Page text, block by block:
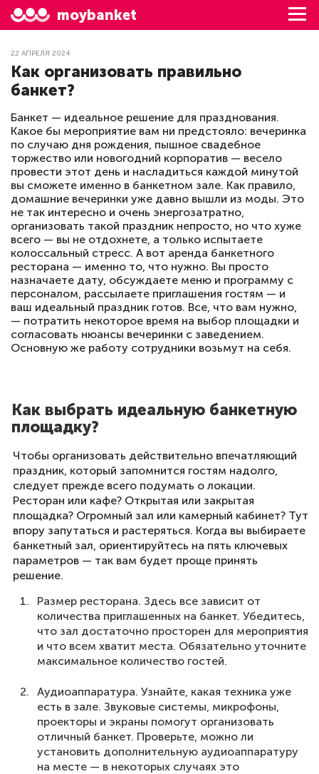
moybanket
22 АПРЕЛЯ 2024
Как организовать правильно
банкет?
Банкет — идеальное решение для празднования.
Какое бы мероприятие вам ни предстояло: вечеринка
по случаю дня рождения, пышное свадебное
торжество или новогодний корпоратив — весело
провести этот день и насладиться каждой минутой
вы сможете именно в банкетном зале. Как правило,
домашние вечеринки уже давно вышли из моды. Это
не так интересно и очень энергозатратно,
организовать такой праздник непросто, но что хуже
всего — вы не отдохнете, а только испытаете
колоссальный стресс. А вот аренда банкетного
ресторана — именно то, что нужно. Вы просто
назначаете дату, обсуждаете меню и программу с
персоналом, рассылаете приглашения гостям — и
ваш идеальный праздник готов. Все, что вам нужно,
— потратить некоторое время на выбор площадки и
согласовать нюансы вечеринки с заведением.
Основную же работу сотрудники возьмут на себя.
Как выбрать идеальную банкетную
площадку?
Чтобы организовать действительно впечатляющий
праздник, который запомнится гостям надолго,
следует прежде всего подумать о локации.
Ресторан или кафе? Открытая или закрытая
площадка? Огромный зал или камерный кабинет? Тут
впору запутаться и растеряться. Когда вы выбираете
банкетный зал, ориентируйтесь на пять ключевых
параметров — так вам будет проще принять
решение.
Размер ресторана. Здесь все зависит от
количества приглашенных на банкет. Убедитесь,
что зал достаточно просторен для мероприятия
и что всем хватит места. Обязательно уточните
максимальное количество гостей.
Аудиоаппаратура. Узнайте, какая техника уже
есть в зале. Звуковые системы, микрофоны,
проекторы и экраны помогут организовать
отличный банкет. Проверьте, можно ли
установить дополнительную аудиоаппаратуру
на месте — в некоторых случаях это